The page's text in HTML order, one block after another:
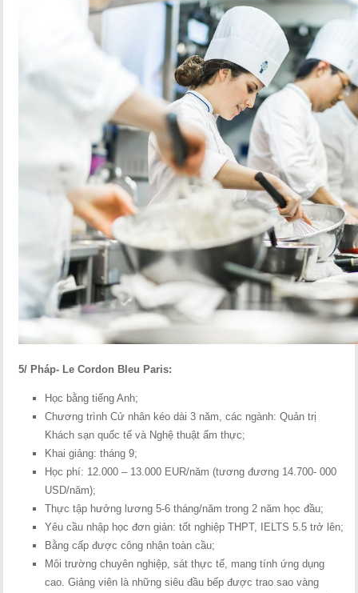
5/ Pháp- Le Cordon Bleu Paris:
Học bằng tiếng Anh;
Chương trình Cử nhân kéo dài 3 năm, các ngành: Quản trị
Khách sạn quốc tế và Nghệ thuật ẩm thực;
Khai giảng: tháng 9;
Học phí: 12.000 – 13.000 EUR/năm (tương đương 14.700- 000
USD/năm);
Thực tập hưởng lương 5-6 tháng/năm trong 2 năm học đầu;
Yêu cầu nhập học đơn giản: tốt nghiệp THPT, IELTS 5.5 trở lên;
Bằng cấp được công nhận toàn cầu;
Môi trường chuyên nghiệp, sát thực tế, mang tính ứng dụng
cao. Giảng viên là những siêu đầu bếp được trao sao vàng